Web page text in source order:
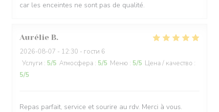
car les enceintes ne sont pas de qualité.
Aurélie B
2026-08-07 - 12:30 - гости 6
Услуги : 5/5 Атмосфера : 5/5 Меню : 5/5 Цена / качество :
5/5
Repas parfait, service et sourire au rdv. Merci à vous.